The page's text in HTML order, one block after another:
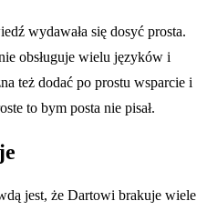
wydawała się dosyć prosta.
obsługuje wielu języków i
też dodać po prostu wsparcie i
to bym posta nie pisał.
jest, że Dartowi brakuje wiele